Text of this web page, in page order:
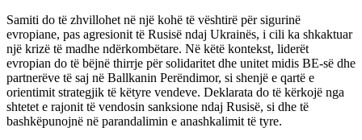
Samiti do të zhvillohet në një kohë të vështirë për sigurinë
evropiane, pas agresionit të Rusisë ndaj Ukrainës, i cili ka shkaktuar
një krizë të madhe ndërkombëtare. Në këtë kontekst, liderët
evropian do të bëjnë thirrje për solidaritet dhe unitet midis BE-së dhe
partnerëve të saj në Ballkanin Perëndimor, si shenjë e qartë e
orientimit strategjik të këtyre vendeve. Deklarata do të kërkojë nga
shtetet e rajonit të vendosin sanksione ndaj Rusisë, si dhe të
bashkëpunojnë në parandalimin e anashkalimit të tyre.